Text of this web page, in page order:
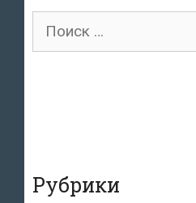
Поиск
Рубрики